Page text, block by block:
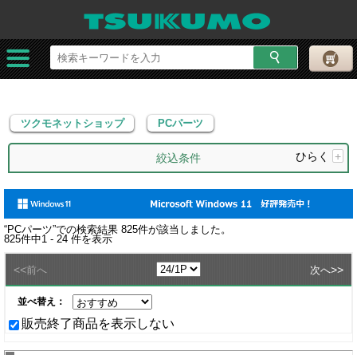
ツクモネットショップ PCパーツ
ツクモネットショップ PCパーツ
絞込条件 ひらく +
“PCパーツ”での検索結果 825件が該当しました。
825件中1 - 24 件を表示
<<前へ 次へ>>
並べ替え：
販売終了商品を表示しない